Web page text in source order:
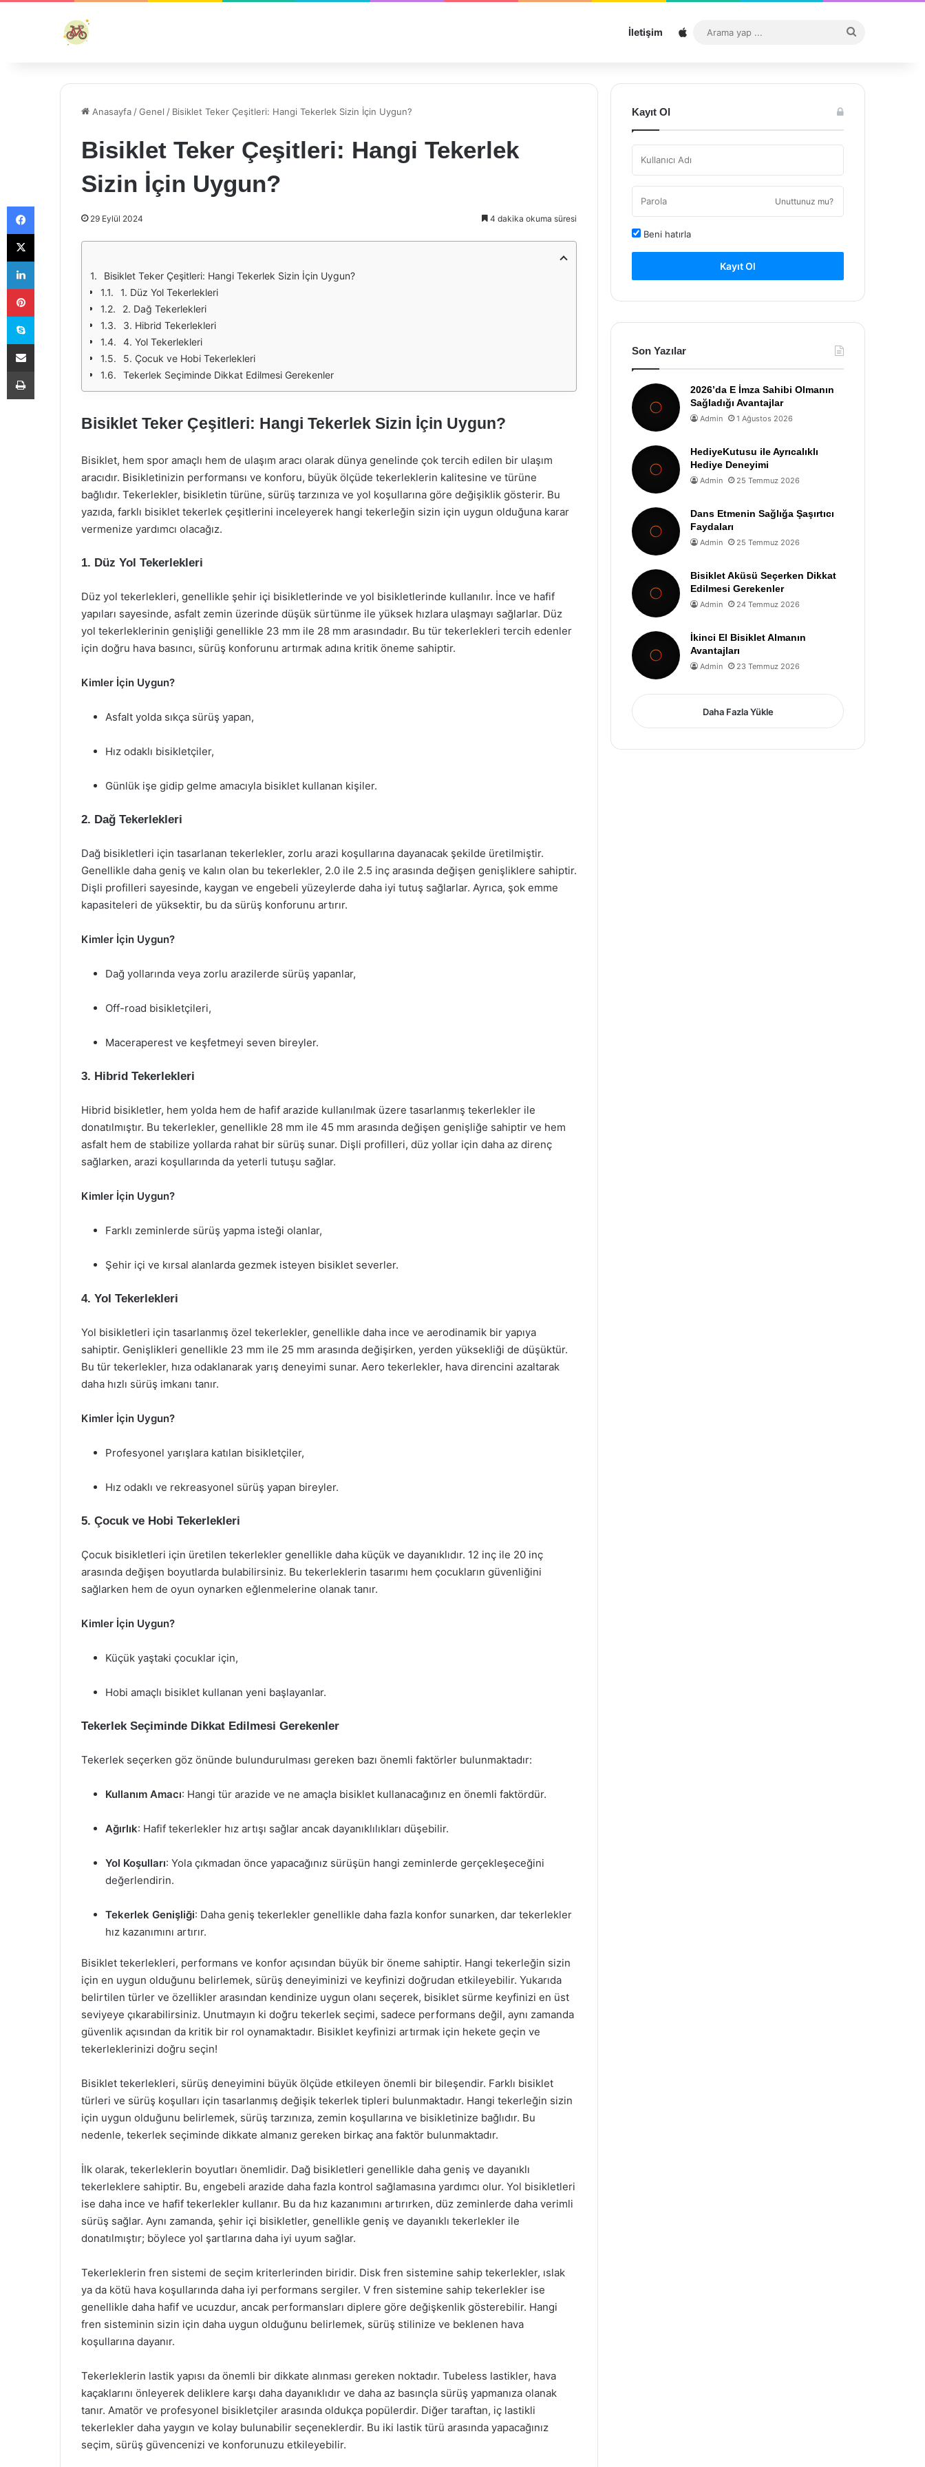
İletişim Sitemap
...
Anasayfa /Genel / Bisiklet Teker Çeşitleri: Hangi Tekerlek Sizin İçin Uygun?
Bisiklet Teker Çeşitleri: Hangi Tekerlek
Sizin İçin Uygun?
29 Eylül 2024 4 dakika okuma süresi
Bisiklet Teker Çeşitleri: Hangi Tekerlek Sizin İçin Uygun?
1. Düz Yol Tekerlekleri
2. Dağ Tekerlekleri
3. Hibrid Tekerlekleri
4. Yol Tekerlekleri
5. Çocuk ve Hobi Tekerlekleri
Tekerlek Seçiminde Dikkat Edilmesi Gerekenler
Bisiklet Teker Çeşitleri: Hangi Tekerlek Sizin İçin Uygun?
Bisiklet, hem spor amaçlı hem de ulaşım aracı olarak dünya genelinde çok tercih edilen bir ulaşım
aracıdır. Bisikletinizin performansı ve konforu, büyük ölçüde tekerleklerin kalitesine ve türüne
bağlıdır. Tekerlekler, bisikletin türüne, sürüş tarzınıza ve yol koşullarına göre değişiklik gösterir. Bu
yazıda, farklı bisiklet tekerlek çeşitlerini inceleyerek hangi tekerleğin sizin için uygun olduğuna karar
vermenize yardımcı olacağız.
1. Düz Yol Tekerlekleri
Düz yol tekerlekleri, genellikle şehir içi bisikletlerinde ve yol bisikletlerinde kullanılır. İnce ve hafif
yapıları sayesinde, asfalt zemin üzerinde düşük sürtünme ile yüksek hızlara ulaşmayı sağlarlar. Düz
yol tekerleklerinin genişliği genellikle 23 mm ile 28 mm arasındadır. Bu tür tekerlekleri tercih edenler
için doğru hava basıncı, sürüş konforunu artırmak adına kritik öneme sahiptir.
Kimler İçin Uygun?
Asfalt yolda sıkça sürüş yapan,
Hız odaklı bisikletçiler,
Günlük işe gidip gelme amacıyla bisiklet kullanan kişiler.
2. Dağ Tekerlekleri
Dağ bisikletleri için tasarlanan tekerlekler, zorlu arazi koşullarına dayanacak şekilde üretilmiştir.
Genellikle daha geniş ve kalın olan bu tekerlekler, 2.0 ile 2.5 inç arasında değişen genişliklere sahiptir.
Dişli profilleri sayesinde, kaygan ve engebeli yüzeylerde daha iyi tutuş sağlarlar. Ayrıca, şok emme
kapasiteleri de yüksektir, bu da sürüş konforunu artırır.
Kimler İçin Uygun?
Dağ yollarında veya zorlu arazilerde sürüş yapanlar,
Off-road bisikletçileri,
Maceraperest ve keşfetmeyi seven bireyler.
3. Hibrid Tekerlekleri
Hibrid bisikletler, hem yolda hem de hafif arazide kullanılmak üzere tasarlanmış tekerlekler ile
donatılmıştır. Bu tekerlekler, genellikle 28 mm ile 45 mm arasında değişen genişliğe sahiptir ve hem
asfalt hem de stabilize yollarda rahat bir sürüş sunar. Dişli profilleri, düz yollar için daha az direnç
sağlarken, arazi koşullarında da yeterli tutuşu sağlar.
Kimler İçin Uygun?
Farklı zeminlerde sürüş yapma isteği olanlar,
Şehir içi ve kırsal alanlarda gezmek isteyen bisiklet severler.
4. Yol Tekerlekleri
Yol bisikletleri için tasarlanmış özel tekerlekler, genellikle daha ince ve aerodinamik bir yapıya
sahiptir. Genişlikleri genellikle 23 mm ile 25 mm arasında değişirken, yerden yüksekliği de düşüktür.
Bu tür tekerlekler, hıza odaklanarak yarış deneyimi sunar. Aero tekerlekler, hava direncini azaltarak
daha hızlı sürüş imkanı tanır.
Kimler İçin Uygun?
Profesyonel yarışlara katılan bisikletçiler,
Hız odaklı ve rekreasyonel sürüş yapan bireyler.
5. Çocuk ve Hobi Tekerlekleri
Çocuk bisikletleri için üretilen tekerlekler genellikle daha küçük ve dayanıklıdır. 12 inç ile 20 inç
arasında değişen boyutlarda bulabilirsiniz. Bu tekerleklerin tasarımı hem çocukların güvenliğini
sağlarken hem de oyun oynarken eğlenmelerine olanak tanır.
Kimler İçin Uygun?
Küçük yaştaki çocuklar için,
Hobi amaçlı bisiklet kullanan yeni başlayanlar.
Tekerlek Seçiminde Dikkat Edilmesi Gerekenler
Tekerlek seçerken göz önünde bulundurulması gereken bazı önemli faktörler bulunmaktadır:
Kullanım Amacı: Hangi tür arazide ve ne amaçla bisiklet kullanacağınız en önemli faktördür.
Ağırlık: Hafif tekerlekler hız artışı sağlar ancak dayanıklılıkları düşebilir.
Yol Koşulları: Yola çıkmadan önce yapacağınız sürüşün hangi zeminlerde gerçekleşeceğini
değerlendirin.
Tekerlek Genişliği: Daha geniş tekerlekler genellikle daha fazla konfor sunarken, dar tekerlekler
hız kazanımını artırır.
Bisiklet tekerlekleri, performans ve konfor açısından büyük bir öneme sahiptir. Hangi tekerleğin sizin
için en uygun olduğunu belirlemek, sürüş deneyiminizi ve keyfinizi doğrudan etkileyebilir. Yukarıda
belirtilen türler ve özellikler arasından kendinize uygun olanı seçerek, bisiklet sürme keyfinizi en üst
seviyeye çıkarabilirsiniz. Unutmayın ki doğru tekerlek seçimi, sadece performans değil, aynı zamanda
güvenlik açısından da kritik bir rol oynamaktadır. Bisiklet keyfinizi artırmak için hekete geçin ve
tekerleklerinizi doğru seçin!
Bisiklet tekerlekleri, sürüş deneyimini büyük ölçüde etkileyen önemli bir bileşendir. Farklı bisiklet
türleri ve sürüş koşulları için tasarlanmış değişik tekerlek tipleri bulunmaktadır. Hangi tekerleğin sizin
için uygun olduğunu belirlemek, sürüş tarzınıza, zemin koşullarına ve bisikletinize bağlıdır. Bu
nedenle, tekerlek seçiminde dikkate almanız gereken birkaç ana faktör bulunmaktadır.
İlk olarak, tekerleklerin boyutları önemlidir. Dağ bisikletleri genellikle daha geniş ve dayanıklı
tekerleklere sahiptir. Bu, engebeli arazide daha fazla kontrol sağlamasına yardımcı olur. Yol bisikletleri
ise daha ince ve hafif tekerlekler kullanır. Bu da hız kazanımını artırırken, düz zeminlerde daha verimli
sürüş sağlar. Aynı zamanda, şehir içi bisikletler, genellikle geniş ve dayanıklı tekerlekler ile
donatılmıştır; böylece yol şartlarına daha iyi uyum sağlar.
Tekerleklerin fren sistemi de seçim kriterlerinden biridir. Disk fren sistemine sahip tekerlekler, ıslak
ya da kötü hava koşullarında daha iyi performans sergiler. V fren sistemine sahip tekerlekler ise
genellikle daha hafif ve ucuzdur, ancak performansları diplere göre değişkenlik gösterebilir. Hangi
fren sisteminin sizin için daha uygun olduğunu belirlemek, sürüş stilinize ve beklenen hava
koşullarına dayanır.
Tekerleklerin lastik yapısı da önemli bir dikkate alınması gereken noktadır. Tubeless lastikler, hava
kaçaklarını önleyerek deliklere karşı daha dayanıklıdır ve daha az basınçla sürüş yapmanıza olanak
tanır. Amatör ve profesyonel bisikletçiler arasında oldukça popülerdir. Diğer taraftan, iç lastikli
tekerlekler daha yaygın ve kolay bulunabilir seçeneklerdir. Bu iki lastik türü arasında yapacağınız
seçim, sürüş güvencenizi ve konforunuzu etkileyebilir.
Kayıt Ol
Unuttunuz mu?
Beni hatırla
Kayıt Ol
Son Yazılar
2026’da E İmza Sahibi Olmanın
Sağladığı Avantajlar
Admin 1 Ağustos 2026
HediyeKutusu ile Ayrıcalıklı
Hediye Deneyimi
Admin 25 Temmuz 2026
Dans Etmenin Sağlığa Şaşırtıcı
Faydaları
Admin 25 Temmuz 2026
Bisiklet Aküsü Seçerken Dikkat
Edilmesi Gerekenler
Admin 24 Temmuz 2026
İkinci El Bisiklet Almanın
Avantajları
Admin 23 Temmuz 2026
Daha Fazla Yükle
Facebook
X
LinkedIn
Pinterest
Skype
E-Posta ile paylaş